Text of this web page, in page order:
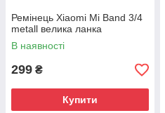
Ремінець Xiaomi Mi Band 3/4
metall велика ланка
В наявності
299 ₴
Купити